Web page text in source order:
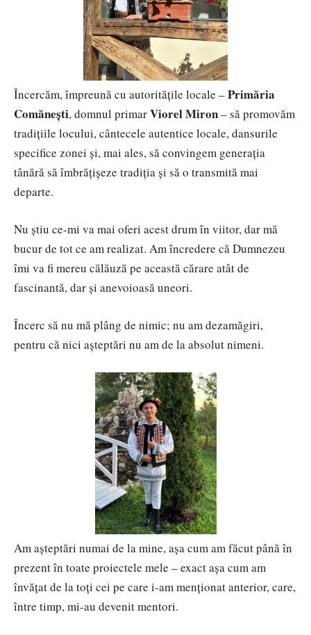
Încercăm, împreună cu autoritățile locale –Primăria
Comănești, domnul primarViorel Miron– să promovăm
tradițiile locului, cântecele autentice locale, dansurile
specifice zonei și, mai ales, să convingem generația
tânără să îmbrățișeze tradiția și să o transmită mai
departe.
Nu știu ce-mi va mai oferi acest drum în viitor, dar mă
bucur de tot ce am realizat. Am încredere că Dumnezeu
îmi va fi mereu călăuză pe această cărare atât de
fascinantă, dar și anevoioasă uneori.
Încerc să nu mă plâng de nimic; nu am dezamăgiri,
pentru că nici așteptări nu am de la absolut nimeni.
Am așteptări numai de la mine, așa cum am făcut până în
prezent în toate proiectele mele – exact așa cum am
învățat de la toți cei pe care i-am menționat anterior, care,
între timp, mi-au devenit mentori.